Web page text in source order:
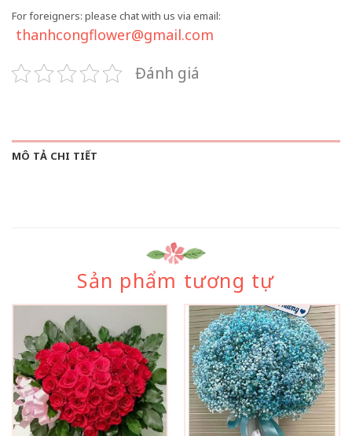
For foreigners: please chat with us via email:
thanhcongflower@gmail.com
Đánh giá
MÔ TẢ CHI TIẾT
Sản phẩm tương tự